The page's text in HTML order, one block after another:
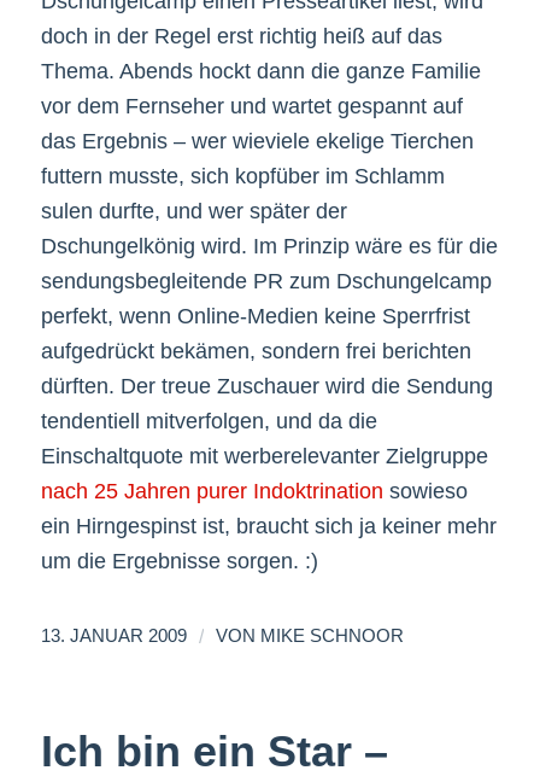
doch in der Regel erst richtig heiß auf das
Thema. Abends hockt dann die ganze Familie
vor dem Fernseher und wartet gespannt auf
das Ergebnis – wer wieviele ekelige Tierchen
futtern musste, sich kopfüber im Schlamm
sulen durfte, und wer später der
Dschungelkönig wird. Im Prinzip wäre es für die
sendungsbegleitende PR zum Dschungelcamp
perfekt, wenn Online-Medien keine Sperrfrist
aufgedrückt bekämen, sondern frei berichten
dürften. Der treue Zuschauer wird die Sendung
tendentiell mitverfolgen, und da die
Einschaltquote mit werberelevanter Zielgruppe
nach 25 Jahren purer Indoktrination sowieso
ein Hirngespinst ist, braucht sich ja keiner mehr
um die Ergebnisse sorgen. :)
13. JANUAR 2009 / VON MIKE SCHNOOR
Ich bin ein Star –